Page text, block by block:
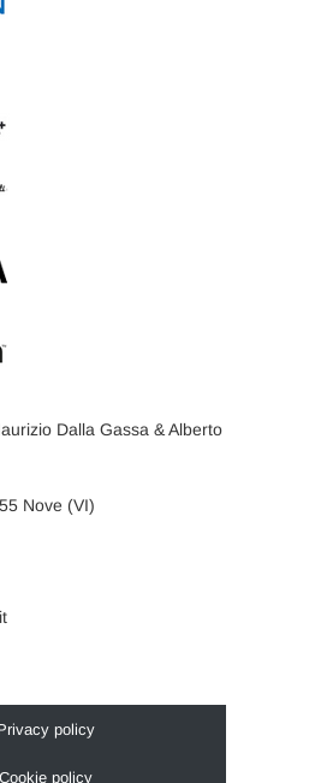
Dalla Gassa & Alberto
Nove (VI)
policy
Cookie policy